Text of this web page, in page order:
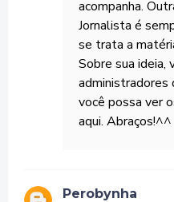
acompanha.
Jornalista é
se trata a
Sobre sua ideia,
administradores
você possa ver
aqui. Abraços!^^
Perobynha